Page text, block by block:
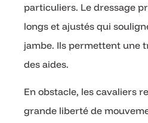
particuliers. Le dressage
longs et ajustés qui
jambe. Ils permettent une
des aides.
En obstacle, les cavaliers
grande liberté de